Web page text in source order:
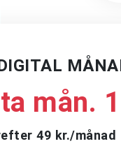
mån.
49 kr./månad